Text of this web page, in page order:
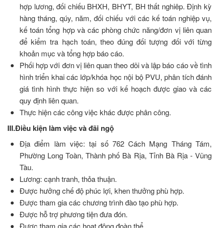
hợp lương, đối chiếu BHXH, BHYT, BH thất nghiêp. Định kỳ
hàng tháng, qúy, năm, đối chiếu với các kế toán nghiệp vụ,
kế toán tổng hợp và các phòng chức năng/đơn vị liên quan
để kiểm tra hạch toán, theo đúng đối tượng đối với từng
khoản mục và tổng hợp báo cáo.
Phối hợp với đơn vị liên quan theo dõi và lập báo cáo về tình
hình triển khai các lớp/khóa học nội bộ PVU, phân tích đánh
giá tình hình thực hiện so với kế hoạch được giao và các
quy định liên quan.
Thực hiện các công việc khác được phân công.
III.Điều kiện làm việc và đãi ngộ
Địa điểm làm việc: tại số 762 Cách Mạng Tháng Tám,
Phường Long Toàn, Thành phố Bà Rịa, Tỉnh Bà Rịa - Vũng
Tàu.
Lương: cạnh tranh, thỏa thuận.
Được hưởng chế độ phúc lợi, khen thưởng phù hợp.
Được tham gia các chương trình đào tạo phù hợp.
Được hỗ trợ phương tiện đưa đón.
Được tham gia các hoạt động đoàn thể.